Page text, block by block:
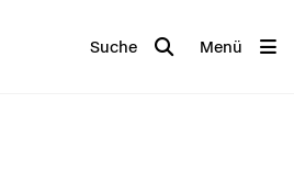
Suche Menü